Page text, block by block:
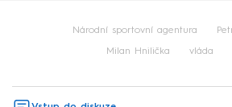
Národní sportovní agentura
Milan Hnilička vláda